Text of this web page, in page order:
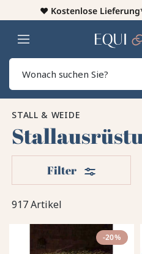
♥️ Kostenlose
Heim
STALL & WEIDE
917 Artikel
Filter Filter
-20%